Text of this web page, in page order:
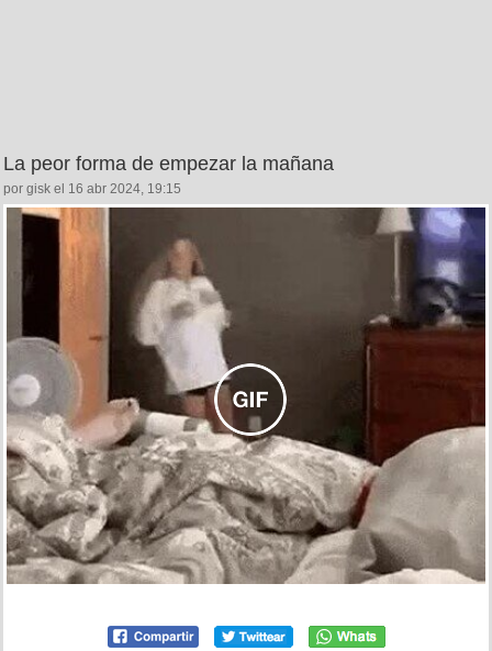
La peor forma de empezar la mañana
por gisk el 16 abr 2024, 19:15